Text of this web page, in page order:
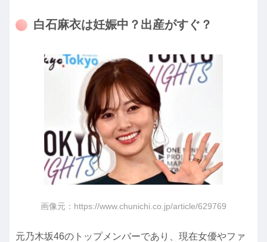
白石麻衣は妊娠中？出産がすぐ？
画像元：https://www.chunichi.co.jp/article/629769
元乃木坂46のトップメンバーであり、現在女優やファ